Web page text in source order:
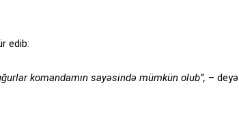
edib:
komandamın sayəsində mümkün olub”, – deyə